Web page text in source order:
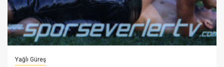
Yağlı Güreş